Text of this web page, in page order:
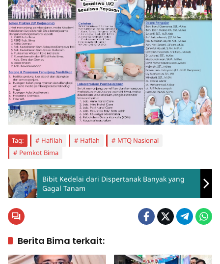
Tag: Hafilah Haflah
MTQ Nasional
Pemkot Bima
Bibit Kedelai dari Dispertanak Banyak yang
Gagal Tanam
Berita Bima terkait: